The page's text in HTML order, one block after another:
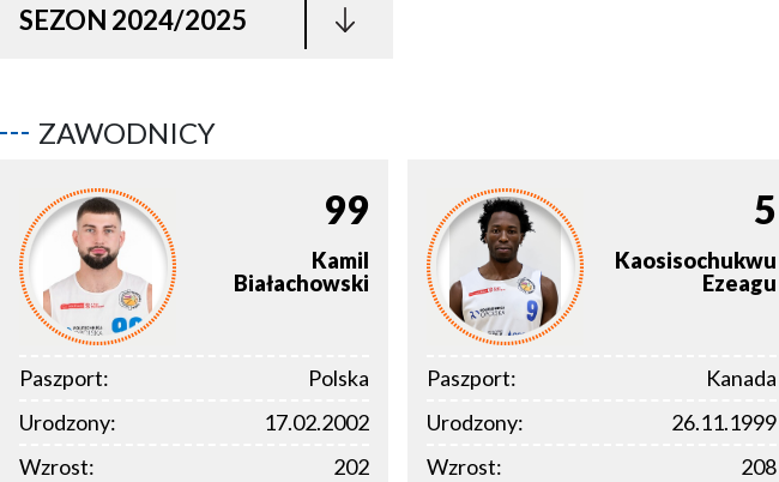
SEZON 2024/2025
ZAWODNICY
99
Kamil
Białachowski
Paszport:
Polska
Urodzony:
17.02.2002
Wzrost:
202
5
Kaosisochukwu
Ezeagu
Paszport:
Kanada
Urodzony:
26.11.1999
Wzrost:
208